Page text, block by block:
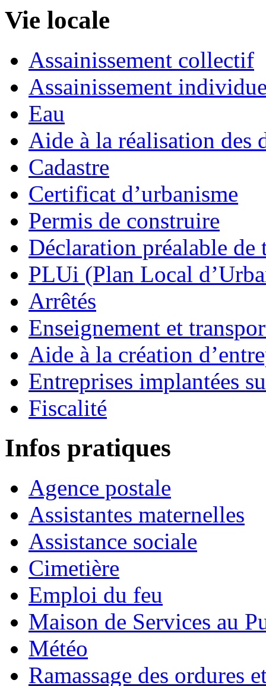
Vie locale
Assainissement collectif
Assainissement
Eau
Aide à la réalisation des
Cadastre
Certificat d’urbanisme
Permis de construire
Déclaration préalable de
PLUi (Plan Local
Arrêtés
Enseignement et
Aide à la création
Entreprises implantées
Fiscalité
Infos pratiques
Agence postale
Assistantes maternelles
Assistance sociale
Cimetière
Emploi du feu
Maison de Services au
Météo
Ramassage des ordures